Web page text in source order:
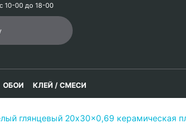
10-00 до 18-00
ОБОИ КЛЕЙ / СМЕСИ
глянцевый 20x30x0,69 керамическая